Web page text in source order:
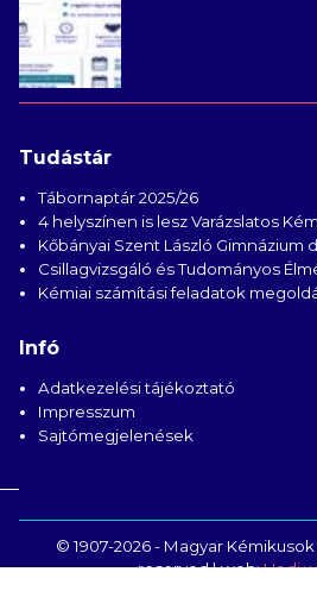
Tudástár
Tábornaptár 2025/26
4 helyszínen is lesz Varázslatos
Kőbányai Szent László Gimnázium
Csillagvizsgáló és Tudományos
Kémiai számítási feladatok
Infó
Adatkezelési tájékoztató
Impresszum
Sajtómegjelenések
© 1907-2026 - Magyar Kémikusok
reserved | web:Hedi